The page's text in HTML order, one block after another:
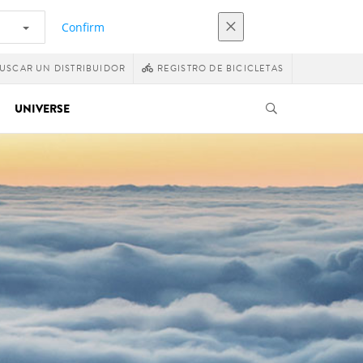
Confirm
UN DISTRIBUIDOR REGISTRO DE BICICLETAS
UNIVERSE